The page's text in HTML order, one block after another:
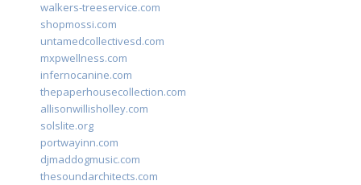
walkers-treeservice.com
shopmossi.com
untamedcollectivesd.com
mxpwellness.com
infernocanine.com
thepaperhousecollection.com
allisonwillisholley.com
solslite.org
portwayinn.com
djmaddogmusic.com
thesoundarchitects.com